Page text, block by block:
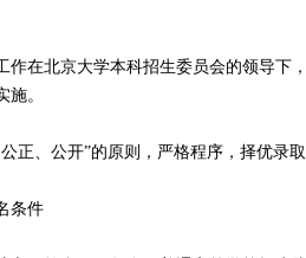
在北京大学本科招生委员会的领导下
。
、公开”的原则，严格程序，择优录
条件